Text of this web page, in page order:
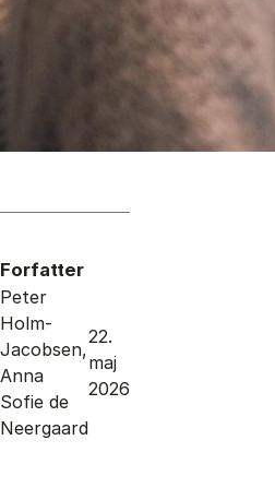
Forfatter
Peter
Holm-
Jacobsen,
Anna
Sofie de
Neergaard
22.
maj
2026